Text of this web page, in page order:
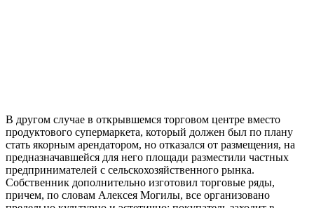
В другом случае в открывшемся торговом центре вместо
продуктового супермаркета, который должен был по плану
стать якорным арендатором, но отказался от размещения, на
предназначавшейся для него площади разместили частных
предпринимателей с сельскохозяйственного рынка.
Собственник дополнительно изготовил торговые ряды,
причем, по словам Алексея Могилы, все организовано